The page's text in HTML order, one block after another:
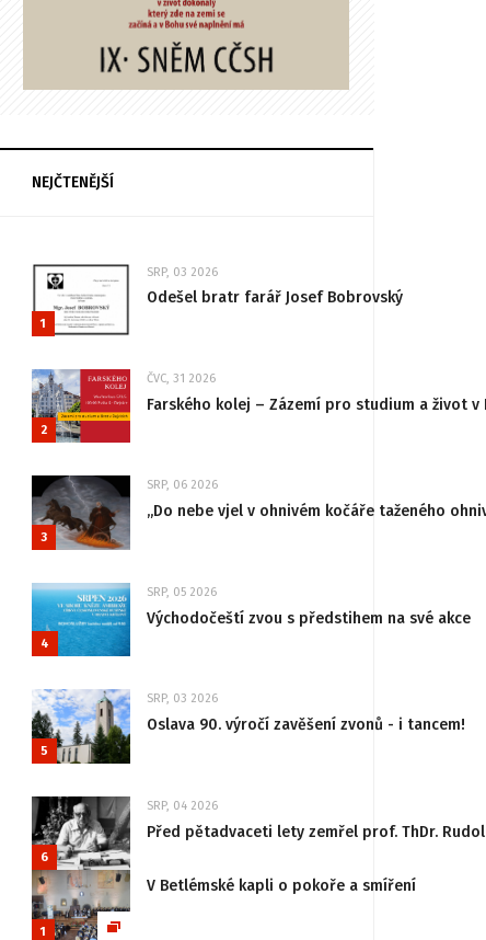
NEJČTENĚJŠÍ
1
SRP, 03 2026
Odešel bratr farář Josef Bobrovský
2
ČVC, 31 2026
Farského kolej – Zázemí pro studium a život v
3
SRP, 06 2026
„Do nebe vjel v ohnivém kočáře taženého
4
SRP, 05 2026
Východočeští zvou s předstihem na své akce
5
SRP, 03 2026
Oslava 90. výročí zavěšení zvonů - i tancem!
6
SRP, 04 2026
Před pětadvaceti lety zemřel prof. ThDr.
1
V Betlémské kapli o pokoře a smíření